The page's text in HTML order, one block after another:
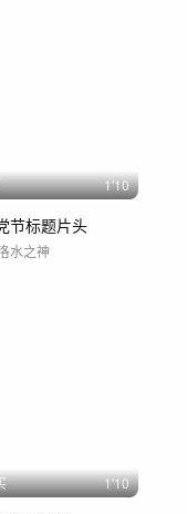
1'10
节标题片头
水之神
1'10